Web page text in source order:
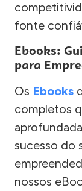
fonte
Ebooks:
para
Os Ebooks
completos
sucesso do
nossos